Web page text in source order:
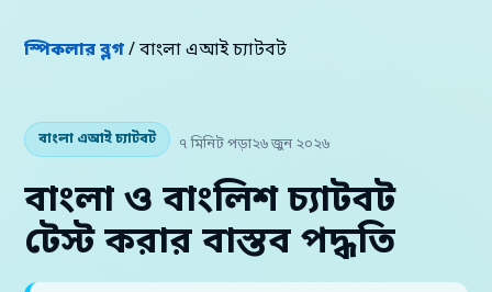
স্পিকলার ব্লগ/ বাংলা এআই চ্যাটবট
বাংলা এআই চ্যাটবট ৭ মিনিট পড়া২৬ জুন ২০২৬
বাংলা ও বাংলিশ চ্যাটবট
টেস্ট করার বাস্তব পদ্ধতি